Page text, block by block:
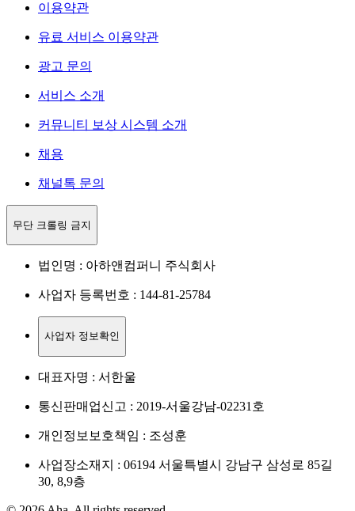
이용약관
유료 서비스 이용약관
광고 문의
서비스 소개
커뮤니티 보상 시스템 소개
채용
채널톡 문의
무단 크롤링 금지
법인명 : 아하앤컴퍼니 주식회사
사업자 등록번호 : 144-81-25784
사업자 정보확인
대표자명 : 서한울
통신판매업신고 : 2019-서울강남-02231호
개인정보보호책임 : 조성훈
사업장소재지 : 06194 서울특별시 강남구 삼성로 85길
30, 8,9층